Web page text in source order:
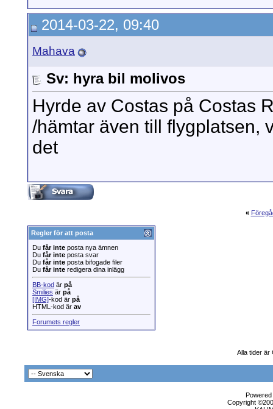
2014-03-22, 09:40
Mahava
Sv: hyra bil molivos
Hyrde av Costas på Costas
/hämtar även till flygplatsen,
det
«
Regler för att posta
Du får inte posta nya ämnen
Du får inte posta svar
Du får inte posta bifogade filer
Du får inte redigera dina inlägg
BB-kod är på
Smilies är på
[IMG]-kod är på
HTML-kod är av
Forumets regler
Alla tider är
Copyright